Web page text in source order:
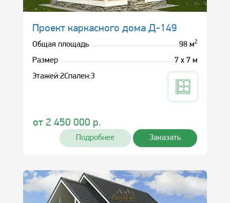
Проект каркасного дома Д-149
Общая площадь 98 м2
Размер
7 х 7 м
Этажей:2Спален:3
от 2 450 000 р.
Подробнее Заказать